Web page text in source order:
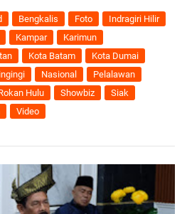
Bengkalis Foto
Indragiri Hilir
Kampar
Karimun
Kota Batam
Kota Dumai
Nasional
Pelalawan
Hulu Showbiz
Siak
Video